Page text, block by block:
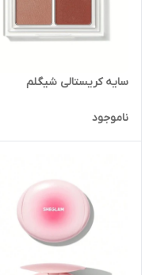
سایه کریستالی شیگلم
ناموجود